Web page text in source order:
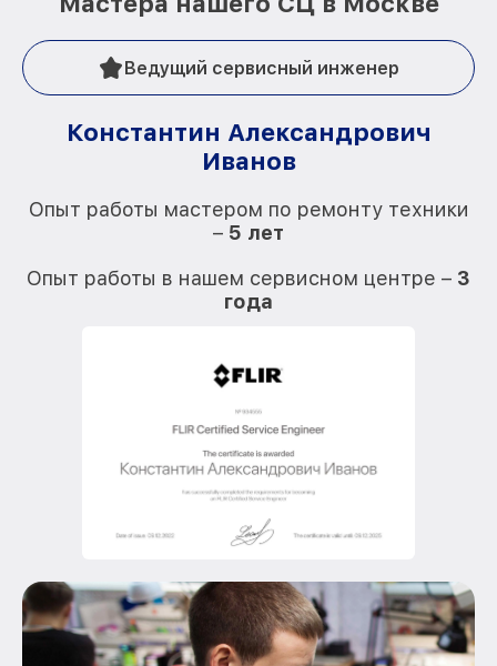
Ведущий сервисный инженер
Константин Александрович
Иванов
Опыт работы мастером по ремонту техники
– 5 лет
Опыт работы в нашем сервисном центре – 3
года